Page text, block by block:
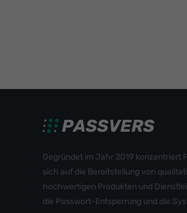
Gegründet im Jahr 2019 konzentriert
sich auf die Bereitstellung von
hochwertigen Produkten und
die Passwort-Entsperrung und die